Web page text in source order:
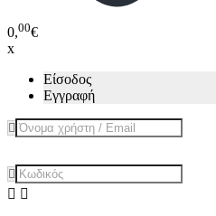
0,00€
x
Είσοδος
Εγγραφή